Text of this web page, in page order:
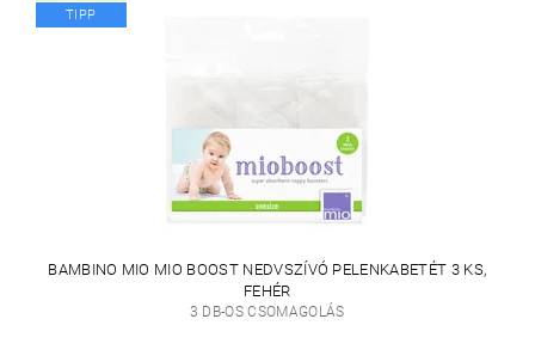
TIPP
BAMBINO MIO MIO BOOST NEDVSZÍVÓ PELENKABETÉT 3 KS,
FEHÉR
3 DB-OS CSOMAGOLÁS